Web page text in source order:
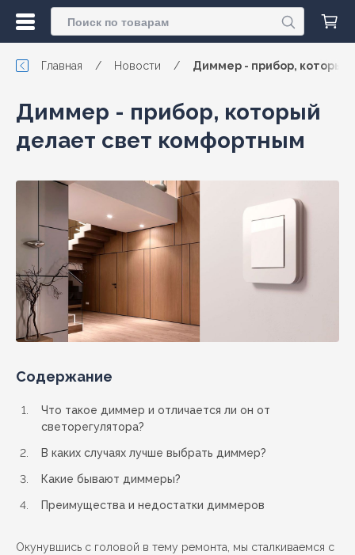
Главная / Новости / Диммер - прибор,
Диммер - прибор, который
делает свет комфортным
Содержание
Что такое диммер и отличается ли он от
светорегулятора?
В каких случаях лучше выбрать диммер?
Какие бывают диммеры?
Преимущества и недостатки диммеров
Окунувшись с головой в тему ремонта, мы сталкиваемся с